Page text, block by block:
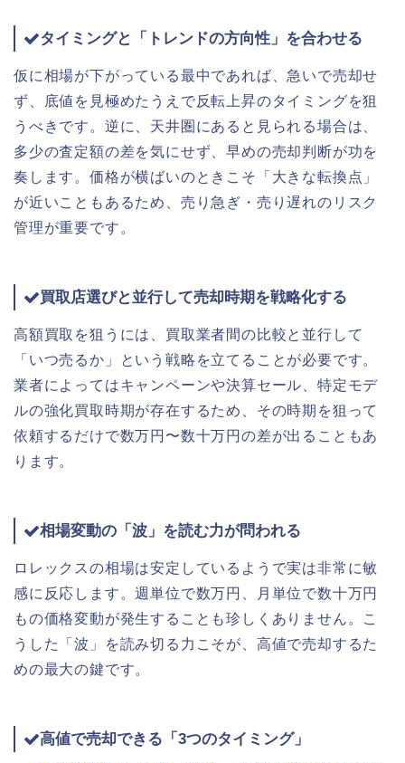
タイミングと「トレンドの方向性」を合わせる
仮に相場が下がっている最中であれば、急いで売却せ
ず、底値を見極めたうえで反転上昇のタイミングを狙
うべきです。逆に、天井圏にあると見られる場合は、
多少の査定額の差を気にせず、早めの売却判断が功を
奏します。価格が横ばいのときこそ「大きな転換点」
が近いこともあるため、売り急ぎ・売り遅れのリスク
管理が重要です。
買取店選びと並行して売却時期を戦略化する
高額買取を狙うには、買取業者間の比較と並行して
「いつ売るか」という戦略を立てることが必要です。
業者によってはキャンペーンや決算セール、特定モデ
ルの強化買取時期が存在するため、その時期を狙って
依頼するだけで数万円〜数十万円の差が出ることもあ
ります。
相場変動の「波」を読む力が問われる
ロレックスの相場は安定しているようで実は非常に敏
感に反応します。週単位で数万円、月単位で数十万円
もの価格変動が発生することも珍しくありません。こ
うした「波」を読み切る力こそが、高値で売却するた
めの最大の鍵です。
高値で売却できる「3つのタイミング」